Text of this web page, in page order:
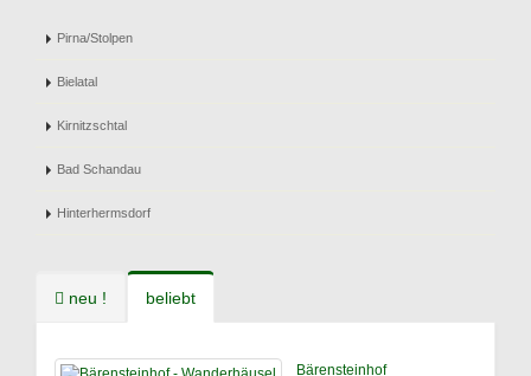
Pirna/Stolpen
Bielatal
Kirnitzschtal
Bad Schandau
Hinterhermsdorf
neu ! beliebt
Bärensteinhof